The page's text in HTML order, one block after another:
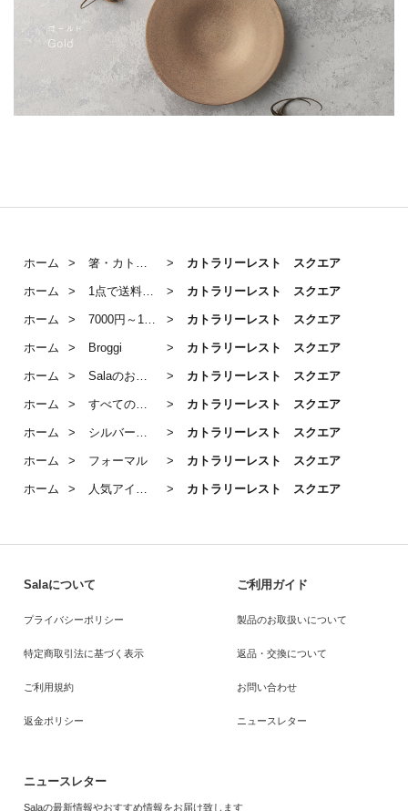
ホーム 箸・カトラリー カトラリーレスト スクエア
ホーム 1点で送料無料対象アイテム カトラリーレスト スクエア
ホーム 7000円～10000円のうつわ カトラリーレスト スクエア
ホーム Broggi カトラリーレスト スクエア
ホーム Salaのおすすめ カトラリーレスト（箸置き） カトラリーレスト スクエア
ホーム すべての商品 カトラリーレスト スクエア
ホーム シルバーのうつわ・カトラリー カトラリーレスト スクエア
ホーム フォーマル カトラリーレスト スクエア
ホーム 人気アイテム カトラリーレスト スクエア
Salaについて
プライバシーポリシー
特定商取引法に基づく表示
ご利用規約
返金ポリシー
ご利用ガイド
製品のお取扱いについて
返品・交換について
お問い合わせ
ニュースレター
ニュースレター
Salaの最新情報やおすすめ情報をお届け致します